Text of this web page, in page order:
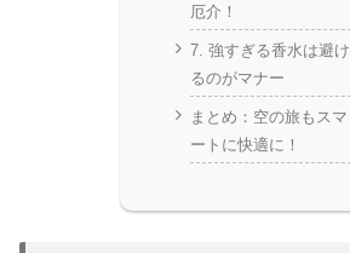
厄介！
7. 強すぎる香水は避け
るのがマナー
まとめ：空の旅もスマ
ートに快適に！